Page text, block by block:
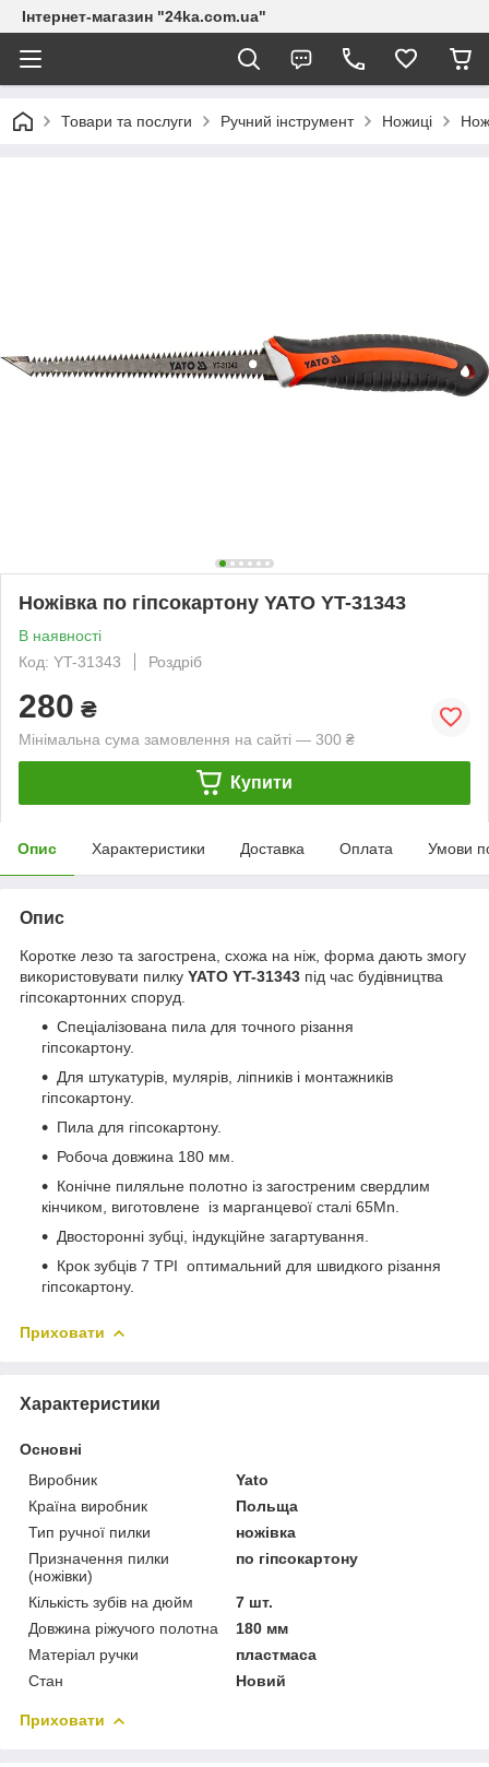
Інтернет-магазин "24ka.com.ua"
Товари та послуги Ручний інструмент Ножиці
Ножівка по гіпсокартону YATO YT-31343
В наявності
Код: YT-31343
Роздріб
280 ₴
Мінімальна сума замовлення на сайті — 300 ₴
Купити
Опис Характеристики Доставка Оплата Умови
Опис
Коротке лезо та загострена, схожа на ніж, форма дають змогу
використовувати пилку YATO YT-31343 під час будівництва
гіпсокартонних споруд.
Спеціалізована пила для точного різання
гіпсокартону.
Для штукатурів, мулярів, ліпників і монтажників
гіпсокартону.
Пила для гіпсокартону.
Робоча довжина 180 мм.
Конічне пиляльне полотно із загостреним свердлим
кінчиком, виготовлене із марганцевої сталі 65Mn.
Двосторонні зубці, індукційне загартування.
Крок зубців 7 TPI оптимальний для швидкого різання
гіпсокартону.
Приховати
Характеристики
Основні
Виробник
Yato
Країна виробник
Польща
Тип ручної пилки
ножівка
Призначення пилки
(ножівки)
по гіпсокартону
Кількість зубів на дюйм
7 шт.
Довжина ріжучого полотна
180 мм
Матеріал ручки
пластмаса
Стан
Новий
Приховати